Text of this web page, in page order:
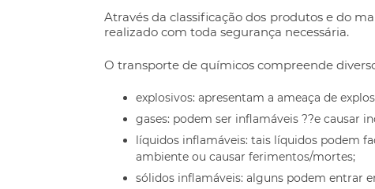
Através da classificação dos produtos e do
realizado com toda segurança necessária.
O transporte de químicos compreende
explosivos: apresentam a ameaça de
gases: podem ser inflamáveis ??e causar
líquidos inflamáveis: tais líquidos podem
ambiente ou causar ferimentos/mortes;
sólidos inflamáveis: alguns podem entrar